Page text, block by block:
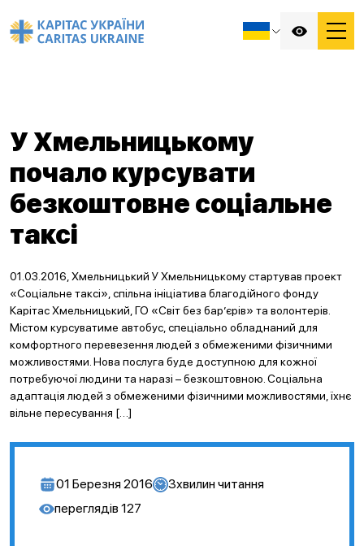
У Хмельницькому
почало курсувати
безкоштовне соціальне
таксі
01.03.2016, Хмельницький У Хмельницькому стартував проект
«Соціальне таксі», спільна ініціатива благодійного фонду
Карітас Хмельницький, ГО «Світ без бар’єрів» та волонтерів.
Містом курсуватиме автобус, спеціально обладнаний для
комфортного перевезення людей з обмеженими фізичними
можливостями. Нова послуга буде доступною для кожної
потребуючої людини та наразі – безкоштовною. Соціальна
адаптація людей з обмеженими фізичними можливостями, їхнє
вільне пересування […]
01 Березня 2016 3хвилин читання
переглядів 127